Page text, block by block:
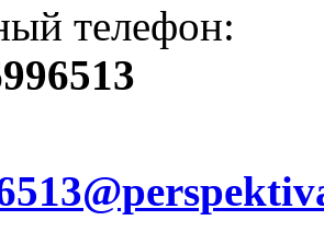
телефон: